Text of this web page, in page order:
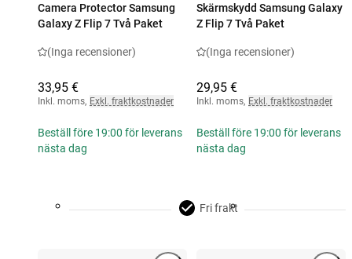
Camera Protector Samsung
Galaxy Z Flip 7 Två Paket
(Inga recensioner)
33,95 €
Inkl. moms, Exkl. fraktkostnader
Beställ före 19:00 för leverans
nästa dag
Skärmskydd Samsung Galaxy
Z Flip 7 Två Paket
(Inga recensioner)
29,95 €
Inkl. moms, Exkl. fraktkostnader
Beställ före 19:00 för leverans
nästa dag
Fri frakt